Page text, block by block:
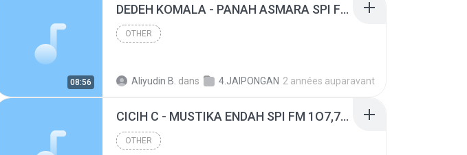
08:56
DEDEH KOMALA - PANAH ASMARA SPI FM 107,7MHZ.mp3
OTHER
Aliyudin B. dans 4.JAIPONGAN 2 années auparavant
CICIH C - MUSTIKA ENDAH SPI FM 1O7,7MHZ.mp3
OTHER